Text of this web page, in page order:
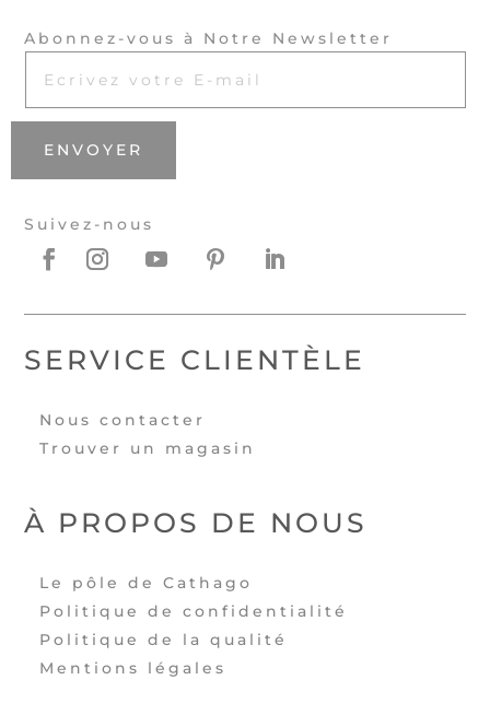
Abonnez-vous à Notre Newsletter
ENVOYER
Suivez-nous
SERVICE CLIENTÈLE
Nous contacter
Trouver un magasin
À PROPOS DE NOUS
Le pôle de Cathago
Politique de confidentialité
Politique de la qualité
Mentions légales